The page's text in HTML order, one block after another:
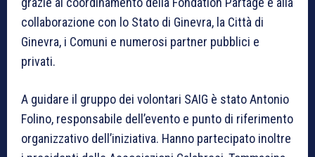
collaborazione con lo Stato di Ginevra, la Città di
Ginevra, i Comuni e numerosi partner pubblici e
privati.
A guidare il gruppo dei volontari SAIG è stato Antonio
Folino, responsabile dell’evento e punto di riferimento
organizzativo dell’iniziativa. Hanno partecipato inoltre